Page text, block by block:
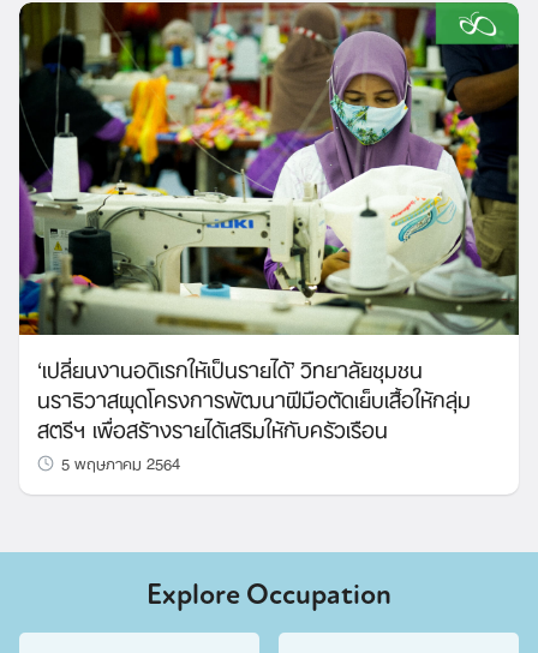
‘เปลี่ยนงานอดิเรกให้เป็นรายได้’ วิทยาลัยชุมชน
นราธิวาสผุดโครงการพัฒนาฝีมือตัดเย็บเสื้อให้กลุ่ม
สตรีฯ เพื่อสร้างรายได้เสริมให้กับครัวเรือน
5 พฤษภาคม 2564
Explore Occupation